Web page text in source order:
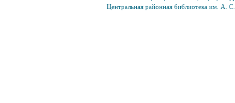
Центральная районная библиотека им. А.